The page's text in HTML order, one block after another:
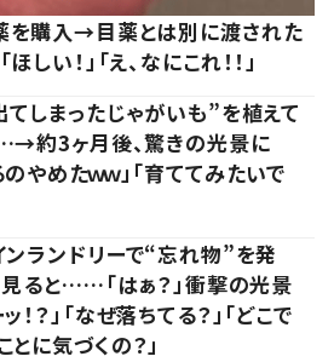
を購入→目薬とは別に渡された
い！」「え、なにこれ！！」
しまったじゃがいも”を植えて
約3ヶ月後、驚きの光景に
のやめたｗｗ」「育ててみたいで
ンランドリーで“忘れ物”を発
見ると……「はぁ？」衝撃の光景
！？」「なぜ落ちてる？」「どこで
に気づくの？」